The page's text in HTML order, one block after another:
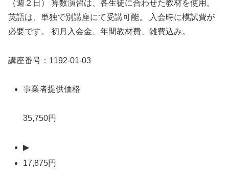
（週２日） 算数演習は、各生徒に合わせた教材を使用。
英語は、単独で別講座にて受講可能。 入会時に模試費が
必要です。 初月入会金、年間教材費、雑費込み。
講座番号：1192-01-03
事業者提供価格
35,750円
▶
17,875円